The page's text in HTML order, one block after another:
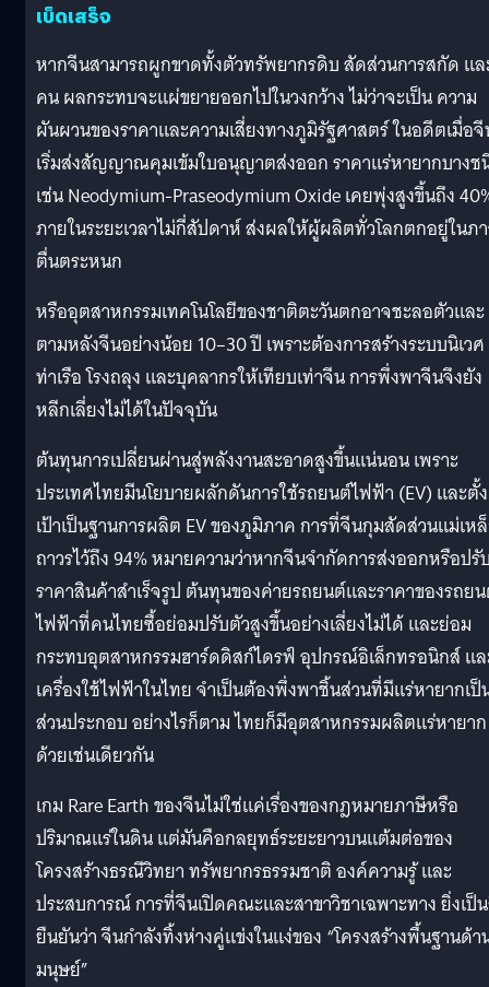
เบ็ดเสร็จ
หากจีนสามารถผูกขาดทั้งตัวทรัพยากรดิบ สัดส่วนการสกัด แ
คน ผลกระทบจะแผ่ขยายออกไปในวงกว้าง ไม่ว่าจะเป็น ความ
ผันผวนของราคาและความเสี่ยงทางภูมิรัฐศาสตร์ ในอดีตเมื่อ
เริ่มส่งสัญญาณคุมเข้มใบอนุญาตส่งออก ราคาแร่หายากบาง
เช่น Neodymium-Praseodymium Oxide เคยพุ่งสูงขึ้นถึง
ภายในระยะเวลาไม่กี่สัปดาห์ ส่งผลให้ผู้ผลิตทั่วโลกตกอยู่ในภ
ตื่นตระหนก
หรืออุตสาหกรรมเทคโนโลยีของชาติตะวันตกอาจชะลอตัวและ
ตามหลังจีนอย่างน้อย 10–30 ปี เพราะต้องการสร้างระบบนิเวศ
ท่าเรือ โรงถลุง และบุคลากรให้เทียบเท่าจีน การพึ่งพาจีนจึงยัง
หลีกเลี่ยงไม่ได้ในปัจจุบัน
ต้นทุนการเปลี่ยนผ่านสู่พลังงานสะอาดสูงขึ้นแน่นอน เพราะ
ประเทศไทยมีนโยบายผลักดันการใช้รถยนต์ไฟฟ้า (EV) และตั้ง
เป้าเป็นฐานการผลิต EV ของภูมิภาค การที่จีนกุมสัดส่วนแม่เห
ถาวรไว้ถึง 94% หมายความว่าหากจีนจำกัดการส่งออกหรือปรั
ราคาสินค้าสำเร็จรูป ต้นทุนของค่ายรถยนต์และราคาของรถย
ไฟฟ้าที่คนไทยซื้อย่อมปรับตัวสูงขึ้นอย่างเลี่ยงไม่ได้ และย่อม
กระทบอุตสาหกรรมฮาร์ดดิสก์ไดรฟ์ อุปกรณ์อิเล็กทรอนิกส์ แ
เครื่องใช้ไฟฟ้าในไทย จำเป็นต้องพึ่งพาชิ้นส่วนที่มีแร่หายากเป็
ส่วนประกอบ อย่างไรก็ตาม ไทยก็มีอุตสาหกรรมผลิตแร่หายาก
ด้วยเช่นเดียวกัน
เกม Rare Earth ของจีนไม่ใช่แค่เรื่องของกฎหมายภาษีหรือ
ปริมาณแร่ในดิน แต่มันคือกลยุทธ์ระยะยาวบนแต้มต่อของ
โครงสร้างธรณีวิทยา ทรัพยากรธรรมชาติ องค์ความรู้ และ
ประสบการณ์ การที่จีนเปิดคณะและสาขาวิชาเฉพาะทาง ยิ่งเป็
ยืนยันว่า จีนกำลังทิ้งห่างคู่แข่งในแง่ของ “โครงสร้างพื้นฐานด้า
มนุษย์”